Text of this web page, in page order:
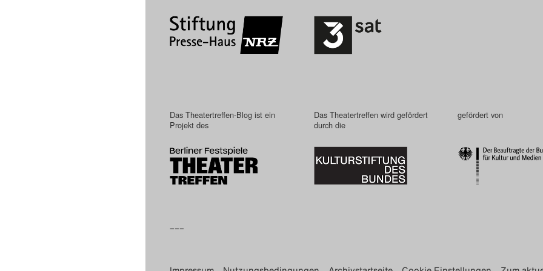
Das Theatertreffen-Blog ist ein
Projekt des
Das Theatertreffen wird gefördert
durch die
gefördert von
–––